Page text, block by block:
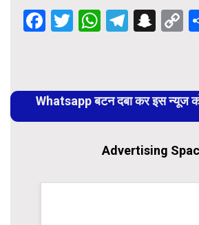
Facebook
Twitter
Reading
Whatsapp बटन दबा कर इस न्यूज
Advertising